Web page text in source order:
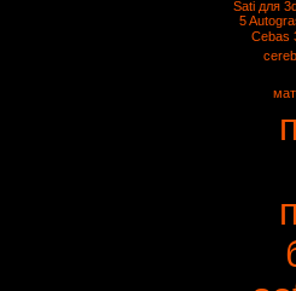
Sati для
5
Cebas